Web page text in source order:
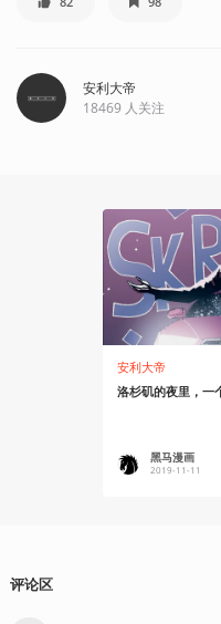
安利大帝
18469 人关注
安利大帝
洛杉矶的夜里，一
黑马漫画
2019-11-11
评论区